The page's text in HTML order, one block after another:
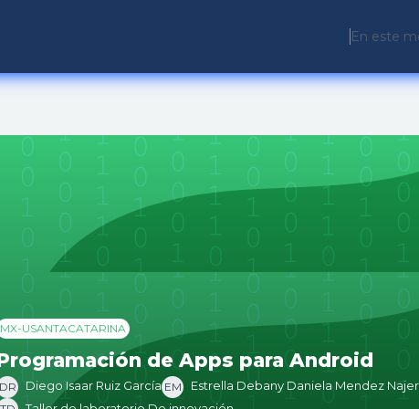
En este
MX-USANTACATARINA
de Apps para Android
Diego Isaar Ruiz García EM Estrella Debany Daniela Mendez